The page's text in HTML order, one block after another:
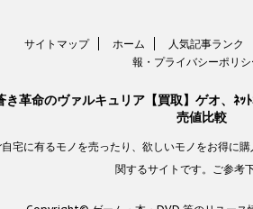
サイトマップ ホーム 人気記事ランク
報・プライバシーポリシ
き革命のヴァルキュリア【買取】ゲオ、ﾈｯ
売値比較
宅に有るモノを売ったり、欲しいモノをお得に
関するサイトです。ご参考下